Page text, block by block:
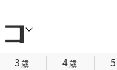
3歳 4歳 5